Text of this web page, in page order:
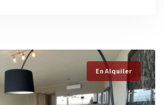
En Alquiler